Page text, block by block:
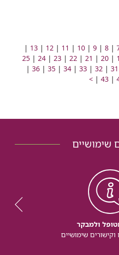
מספר
| מעבר
לעמוד
מספר
8
| מעבר
לעמוד
מספר
9
| מעבר
לעמוד
מספר
10
| מעבר
לעמוד
מספר
11
| מעבר
לעמוד
מספר
12
| מעבר
לעמוד
מספר
13
|
לעמוד
| מעבר
לעמוד
מספר
20
| מעבר
לעמוד
מספר
21
| מעבר
לעמוד
22
| מעבר
לעמוד
23
| מעבר
לעמוד
24
| מעבר
לעמוד
25
מעבר
לעמוד
31
| מעבר
לעמוד
32
| מעבר
33
| מעבר
34
| מעבר
35
| מעבר
36
|
| מעבר
43
|
>מעבר
שימושיים
ולמבקר
שימושיים